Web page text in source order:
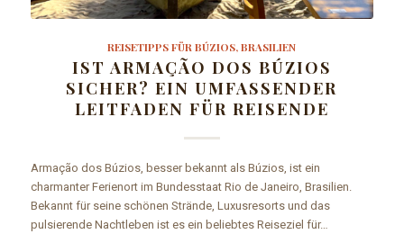
REISETIPPS FÜR BÚZIOS, BRASILIEN
IST ARMAÇÃO DOS BÚZIOS
SICHER? EIN UMFASSENDER
LEITFADEN FÜR REISENDE
Armação dos Búzios, besser bekannt als Búzios, ist ein
charmanter Ferienort im Bundesstaat Rio de Janeiro, Brasilien.
Bekannt für seine schönen Strände, Luxusresorts und das
pulsierende Nachtleben ist es ein beliebtes Reiseziel für…